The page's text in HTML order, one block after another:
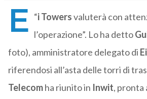
“
E iTowersvaluterà con
l’operazione”. Lo ha detto
foto), amministratore delegato di Ei
riferendosi all’asta delle torri di
Telecomha riunito in Inwit, pronta